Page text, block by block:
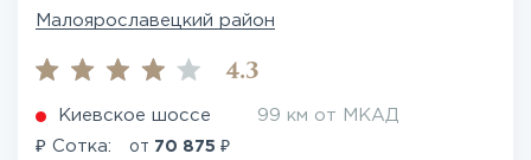
Малоярославецкий район
4.3
Киевское шоссе 99 км от МКАД
₽ Сотка: от 70 875 ₽